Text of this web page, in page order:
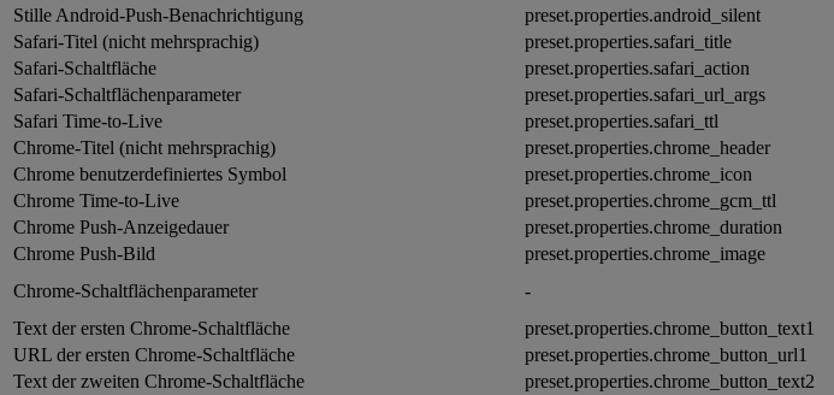
Stille Android-Push-Benachrichtigung
preset.properties.android_silent
Safari-Titel (nicht mehrsprachig)
preset.properties.safari_title
Safari-Schaltfläche
preset.properties.safari_action
Safari-Schaltflächenparameter
preset.properties.safari_url_args
Safari Time-to-Live preset.properties.safari_ttl
Chrome-Titel (nicht mehrsprachig)
preset.properties.chrome_header
Chrome benutzerdefiniertes Symbol
preset.properties.chrome_icon
Chrome Time-to-Live preset.properties.chrome_gcm_ttl
Chrome Push-Anzeigedauer
preset.properties.chrome_duration
Chrome Push-Bild
preset.properties.chrome_image
Chrome-Schaltflächenparameter -
Text der ersten Chrome-Schaltfläche preset.properties.chrome_button_text1
URL der ersten Chrome-Schaltfläche
preset.properties.chrome_button_url1
Text der zweiten Chrome-Schaltfläche preset.properties.chrome_button_text2